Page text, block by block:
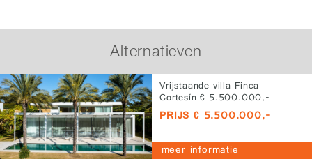
Alternatieven
Vrijstaande villa Finca
Cortesín € 5.500.000,-
PRIJS € 5.500.000,-
meer informatie